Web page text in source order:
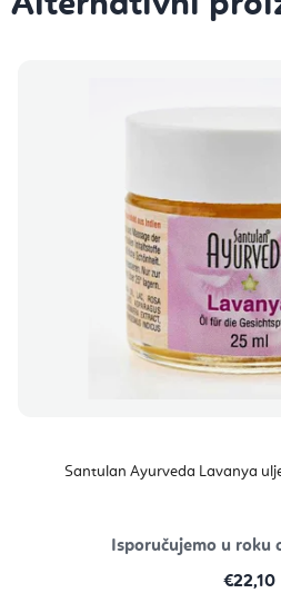
Santulan Ayurveda Lavanya
Isporučujemo u roku
€22,10